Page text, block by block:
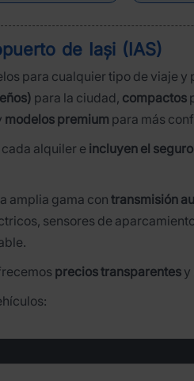
de Iași (IAS)
para cualquier tipo de viaje y
para la ciudad, compactos
modelos premium para más
alquiler e incluyen el
amplia gama con transmisión
sensores de
precios transparentes y